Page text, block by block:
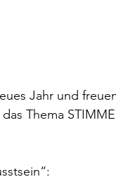
Jahr und
Thema